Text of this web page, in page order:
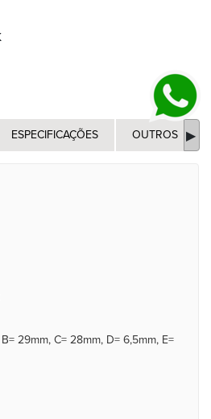
ESPECIFICAÇÕES OUTROS
29mm, C= 28mm, D= 6,5mm, E=